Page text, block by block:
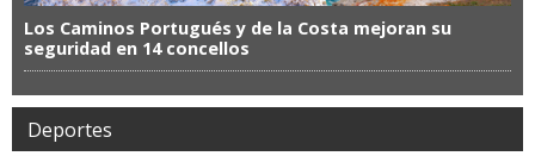
Los Caminos Portugués y de la Costa mejoran su
seguridad en 14 concellos
Deportes